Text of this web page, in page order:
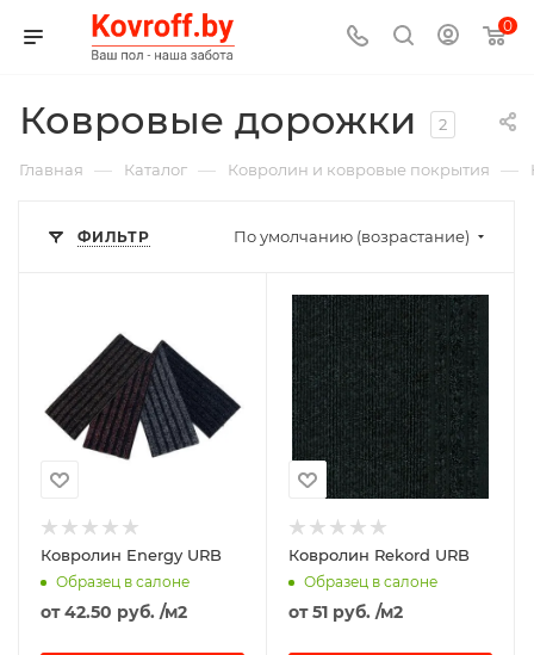
0
Ковровые дорожки 2
Главная — Каталог — Ковролин и ковровые покрытия —
ФИЛЬТР По умолчанию (возрастание)
Ковролин Energy URB
Образец в салоне
от42.50 руб. /м2
Ковролин Rekord URB
Образец в салоне
от51 руб. /м2